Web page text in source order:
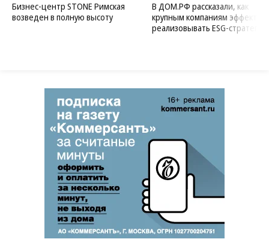
Бизнес-центр STONE Римская
возведен в полную высоту
В ДОМ.РФ рассказали, как
крупным компаниям
реализовывать ESG-стратегию